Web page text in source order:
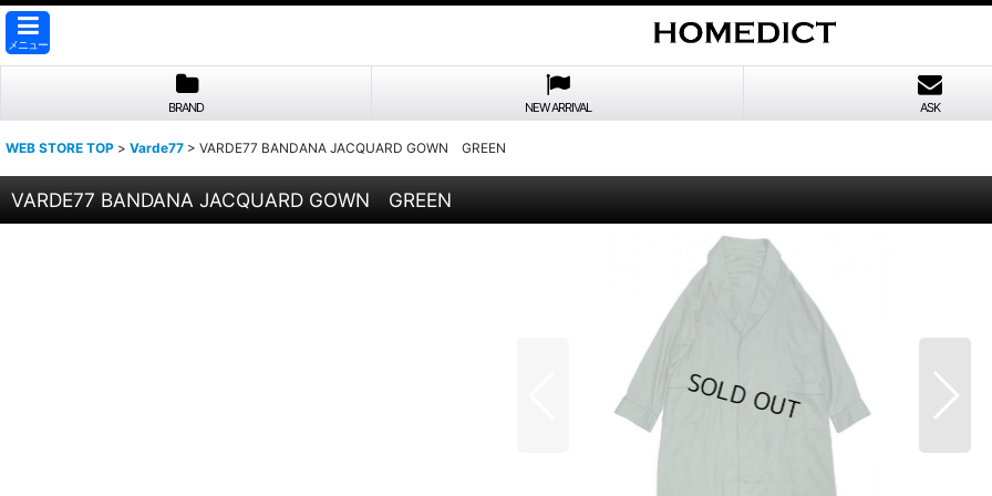
メニュー
BRAND NEW ARRIVAL ASK
WEB STORE TOP > Varde77 > VARDE77 BANDANA JACQUARD GOWN GREEN
VARDE77 BANDANA JACQUARD GOWN GREEN